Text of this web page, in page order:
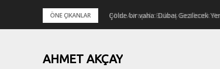
ÖNE ÇIKANLAR Çölde bir vaha: Dubai Gezilecek
AHMET AKÇAY